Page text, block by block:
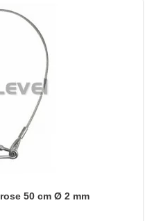
50 cm Ø 2 mm